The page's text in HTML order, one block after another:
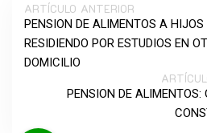
ARTÍCULO ANTERIOR
PENSION DE ALIMENTOS A HIJOS
RESIDIENDO POR ESTUDIOS EN
DOMICILIO
PENSION DE ALIMENTOS: